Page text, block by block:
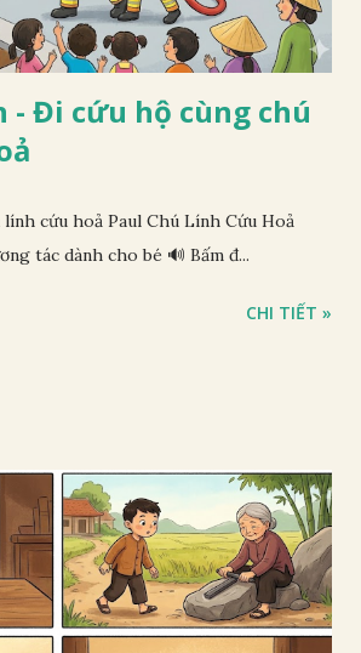
- Đi cứu hộ cùng chú
cứu hoả Paul Chú Lính Cứu Hoả
tác dành cho bé 🔊 Bấm đ...
CHI TIẾT »